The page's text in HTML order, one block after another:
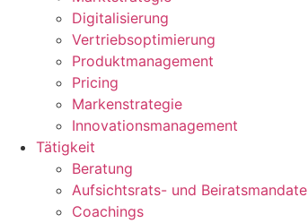
Digitalisierung
Vertriebsoptimierung
Produktmanagement
Pricing
Markenstrategie
Innovationsmanagement
Tätigkeit
Beratung
Aufsichtsrats- und Beiratsmandate
Coachings